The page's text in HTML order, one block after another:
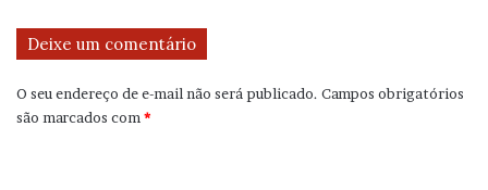
Deixe um comentário
O seu endereço de e-mail não será publicado. Campos obrigatórios
são marcados com*